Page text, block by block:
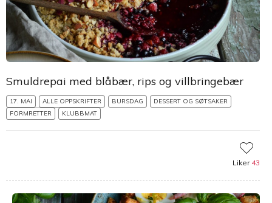
Smuldrepai med blåbær, rips og villbringebær
17. MAI ALLE OPPSKRIFTER BURSDAG
DESSERT OG SØTSAKER
FORMRETTER
KLUBBMAT
Liker 43